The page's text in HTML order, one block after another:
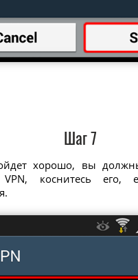
Шаг 7
хорошо, вы
VPN, коснитесь его,